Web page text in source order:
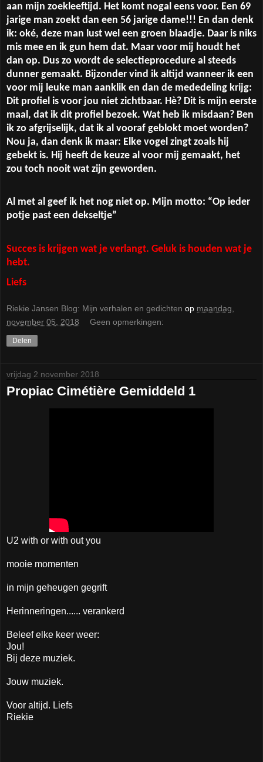
aan mijn zoekleeftijd. Het komt nogal eens voor. Een 69
jarige man zoekt dan een 56 jarige dame!!! En dan denk
ik: oké, deze man lust wel een groen blaadje. Daar is niks
mis mee en ik gun hem dat. Maar voor mij houdt het
dan op. Dus zo wordt de selectieprocedure al steeds
dunner gemaakt. Bijzonder vind ik altijd wanneer ik een
voor mij leuke man aanklik en dan de mededeling krijg:
Dit profiel is voor jou niet zichtbaar. Hè? Dit is mijn eerste
maal, dat ik dit profiel bezoek. Wat heb ik misdaan? Ben
ik zo afgrijselijk, dat ik al vooraf geblokt moet worden?
Nou ja, dan denk ik maar: Elke vogel zingt zoals hij
gebekt is. Hij heeft de keuze al voor mij gemaakt, het
zou toch nooit wat zijn geworden.
Al met al geef ik het nog niet op. Mijn motto: “Op ieder
potje past een dekseltje”
Succes is krijgen wat je verlangt. Geluk is houden wat je
hebt.
Liefs
Riekie Jansen Blog: Mijn verhalen en gedichten op maandag,
november 05, 2018
Geen opmerkingen:
Delen
vrijdag 2 november 2018
Propiac Cimétière Gemiddeld 1
U2 with or with out you
mooie momenten
in mijn geheugen gegrift
Herinneringen...... verankerd
Beleef elke keer weer:
Jou!
Bij deze muziek.
Jouw muziek.
Voor altijd. Liefs
Riekie